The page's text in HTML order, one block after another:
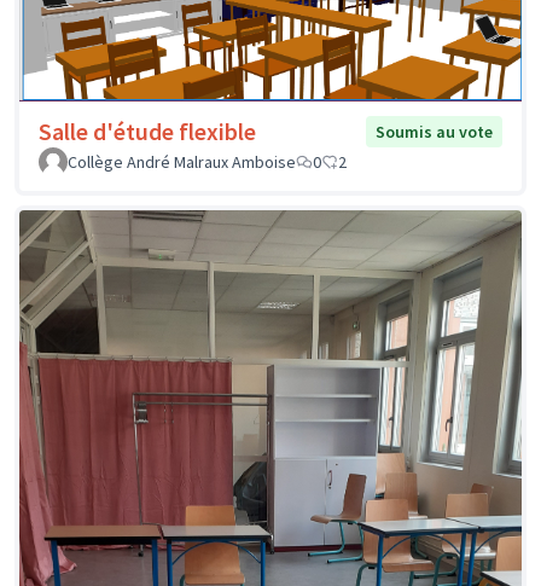
Salle d'étude flexible
Soumis au vote
Collège André Malraux Amboise
0 2